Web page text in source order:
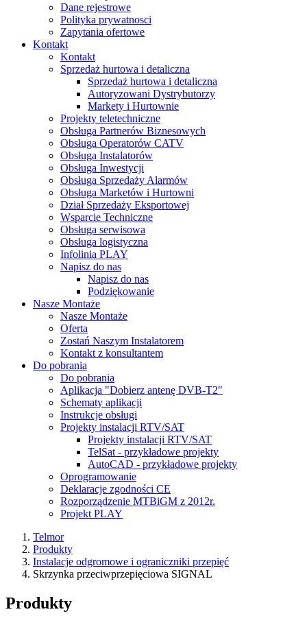
Dane rejestrowe
Polityka prywatnosci
Zapytania ofertowe
Kontakt
Kontakt
Sprzedaż hurtowa i detaliczna
Sprzedaż hurtowa i detaliczna
Autoryzowani Dystrybutorzy
Markety i Hurtownie
Projekty teletechniczne
Obsługa Partnerów Biznesowych
Obsługa Operatorów CATV
Obsługa Instalatorów
Obsługa Inwestycji
Obsługa Sprzedaży Alarmów
Obsługa Marketów i Hurtowni
Dział Sprzedaży Eksportowej
Wsparcie Techniczne
Obsługa serwisowa
Obsługa logistyczna
Infolinia PLAY
Napisz do nas
Napisz do nas
Podziękowanie
Nasze Montaże
Nasze Montaże
Oferta
Zostań Naszym Instalatorem
Kontakt z konsultantem
Do pobrania
Do pobrania
Aplikacja "Dobierz antenę DVB-T2"
Schematy aplikacji
Instrukcje obsługi
Projekty instalacji RTV/SAT
Projekty instalacji RTV/SAT
TelSat - przykładowe projekty
AutoCAD - przykładowe projekty
Oprogramowanie
Deklaracje zgodności CE
Rozporządzenie MTBiGM z 2012r.
Projekt PLAY
Telmor
Produkty
Instalacje odgromowe i ograniczniki przepięć
Skrzynka przeciwprzepięciowa SIGNAL
Produkty